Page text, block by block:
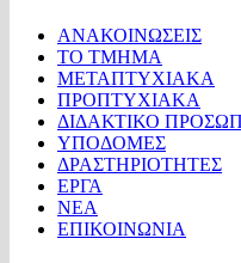
ΑΝΑΚΟΙΝΩΣΕΙΣ
ΤΟ ΤΜΗΜΑ
ΜΕΤΑΠΤΥΧΙΑΚΑ
ΠΡΟΠΤΥΧΙΑΚΑ
ΔΙΔΑΚΤΙΚΟ
ΥΠΟΔΟΜΕΣ
ΔΡΑΣΤΗΡΙΟΤΗΤΕΣ
ΕΡΓΑ
ΝΕΑ
ΕΠΙΚΟΙΝΩΝΙΑ